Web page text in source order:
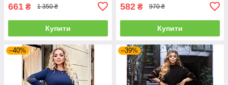
661 ₴ 1 350 ₴
Купити
582 ₴ 970 ₴
Купити
–40% –39%